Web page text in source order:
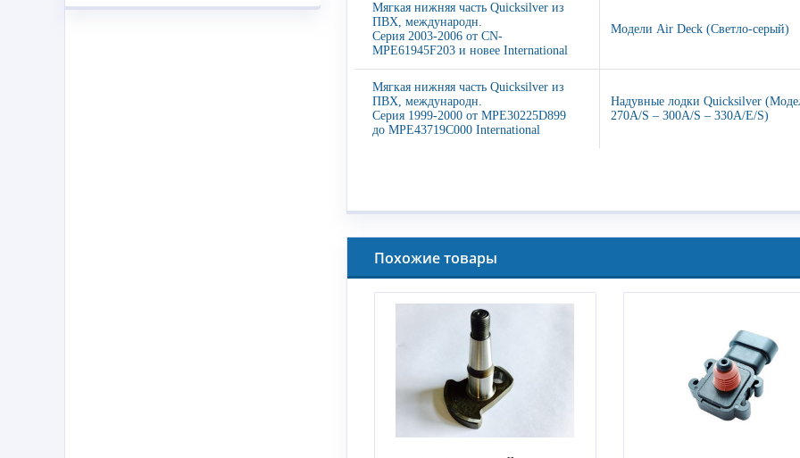
Мягкая нижняя часть Quicksilver из
ПВХ, международн.
Серия 2003-2006 от CN-
MPE61945F203 и новее International
Модели Air Deck (Светло-серый)
Мягкая нижняя часть Quicksilver из
ПВХ, международн.
Серия 1999-2000 от MPE30225D899
до MPE43719C000 International
Надувные лодки Quicksilver
270A/S – 300A/S – 330A/E/S)
Похожие товары